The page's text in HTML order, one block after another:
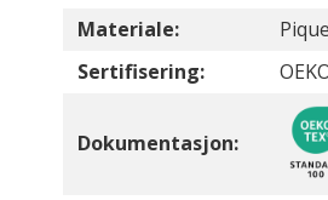
Materiale:
Sertifisering:
Dokumentasjon: